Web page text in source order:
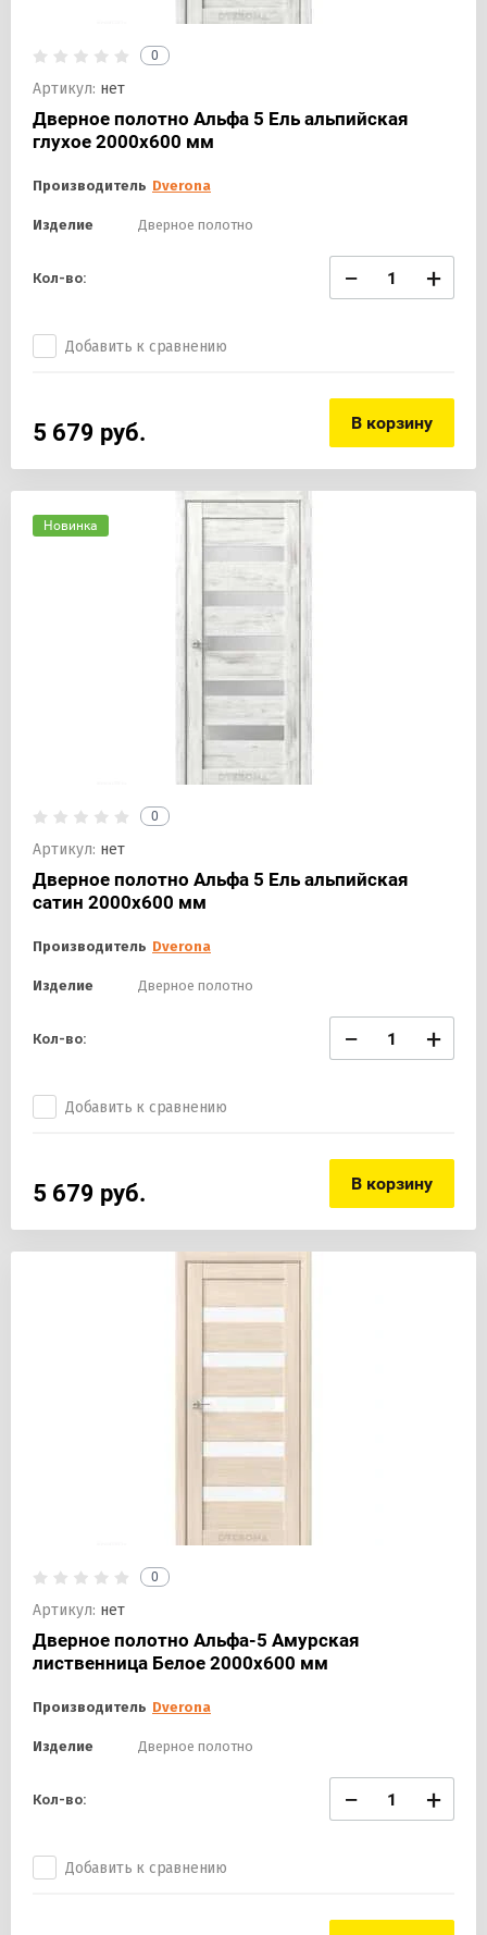
0
Артикул: нет
Дверное полотно Альфа 5 Ель альпийская
глухое 2000х600 мм
Производитель Dverona
Изделие Дверное полотно
Кол-во: − +
Добавить к сравнению
5 679 руб. В корзину
Новинка
0
Артикул: нет
Дверное полотно Альфа 5 Ель альпийская
сатин 2000х600 мм
Производитель Dverona
Изделие Дверное полотно
Кол-во: − +
Добавить к сравнению
5 679 руб. В корзину
0
Артикул: нет
Дверное полотно Альфа-5 Амурская
лиственница Белое 2000х600 мм
Производитель Dverona
Изделие Дверное полотно
Кол-во: − +
Добавить к сравнению